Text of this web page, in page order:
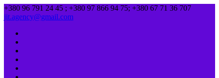
+380 96 791 24 45 ; +380 97 866 94 75; +380 67 71 36 707
jit.agency@gmail.com